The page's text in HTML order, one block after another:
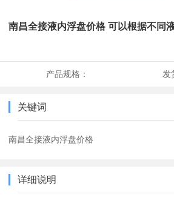
南昌全接液内浮盘价格 可以根据不同
产品规格： 发
关键词
南昌全接液内浮盘价格
详细说明